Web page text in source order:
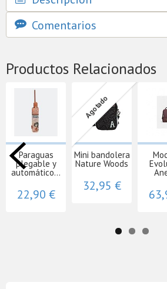
Comentarios
Productos Relacionados
Paraguas
plegable y
automático...
22,90 €
Agotado
Mini bandolera
Nature Woods
32,95 €